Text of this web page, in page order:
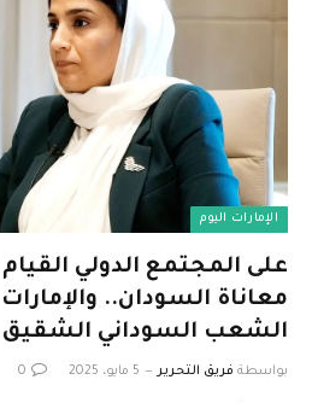
الإمارات اليوم
على المجتمع الدولي
معاناة السودان..
الشعب السوداني الشقيق
بواسطة فريق التحرير 5 مايو، 2025 0